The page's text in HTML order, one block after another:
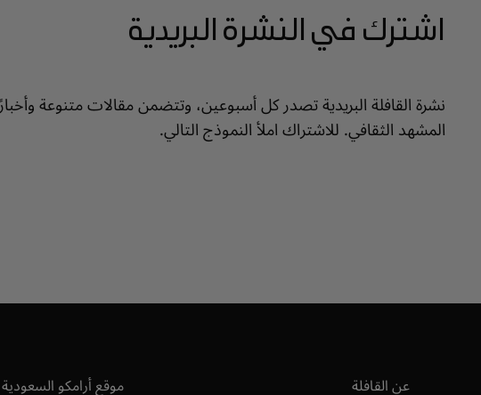
اشترك في النشرة البريدية
نشرة القافلة البريدية تصدر كل أسبوعين، وتتضمن مقالات متنوعة
المشهد الثقافي. للاشتراك املأ النموذج التالي.
عن القافلة موقع أرامكو السعودية